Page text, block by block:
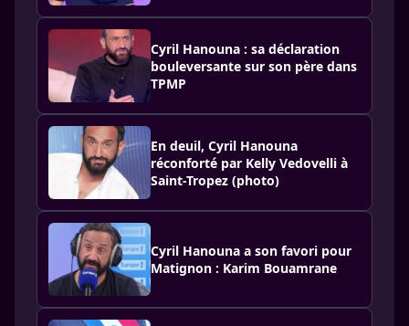
Cyril Hanouna : sa déclaration
bouleversante sur son père dans
TPMP
En deuil, Cyril Hanouna
réconforté par Kelly Vedovelli à
Saint-Tropez (photo)
Cyril Hanouna a son favori pour
Matignon : Karim Bouamrane